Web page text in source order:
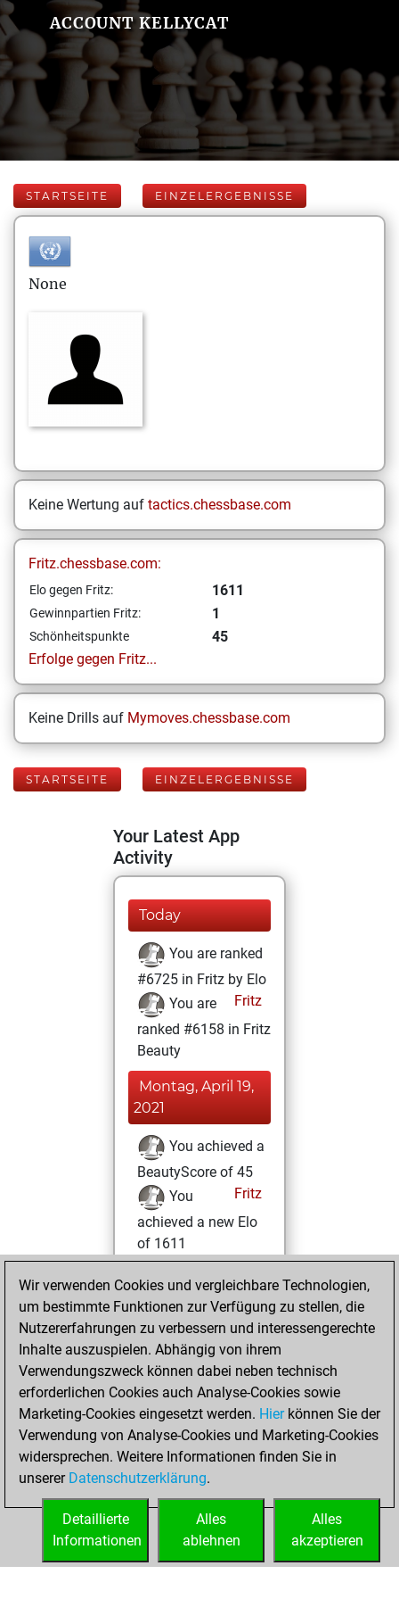
ACCOUNT KELLYCAT
STARTSEITE EINZELERGEBNISSE
None
Keine Wertung auf tactics.chessbase.com
Fritz.chessbase.com:
Elo gegen Fritz: 1611
Gewinnpartien Fritz: 1
Schönheitspunkte
45
Erfolge gegen Fritz...
Keine Drills auf Mymoves.chessbase.com
STARTSEITE EINZELERGEBNISSE
Your Latest App
Activity
Today
You are ranked
#6725 in Fritz by Elo
Fritz
You are
ranked #6158 in Fritz
Beauty
Montag, April 19,
2021
You achieved a
BeautyScore of 45
Fritz
You
achieved a new Elo
of 1611
Samstag,
Dezember 12,
2020
You won
against Fritz
Fritz
Sonntag,
Dezember 6, 2020
You created
your Fritz account
Wir verwenden Cookies und vergleichbare Technologien,
um bestimmte Funktionen zur Verfügung zu stellen, die
Nutzererfahrungen zu verbessern und interessengerechte
Inhalte auszuspielen. Abhängig von ihrem
Verwendungszweck können dabei neben technisch
erforderlichen Cookies auch Analyse-Cookies sowie
Marketing-Cookies eingesetzt werden. Hierkönnen Sie der
Verwendung von Analyse-Cookies und Marketing-Cookies
widersprechen. Weitere Informationen finden Sie in
unserer Datenschutzerklärung.
Alles
akzeptieren
Alles
ablehnen
Detaillierte
Informationen